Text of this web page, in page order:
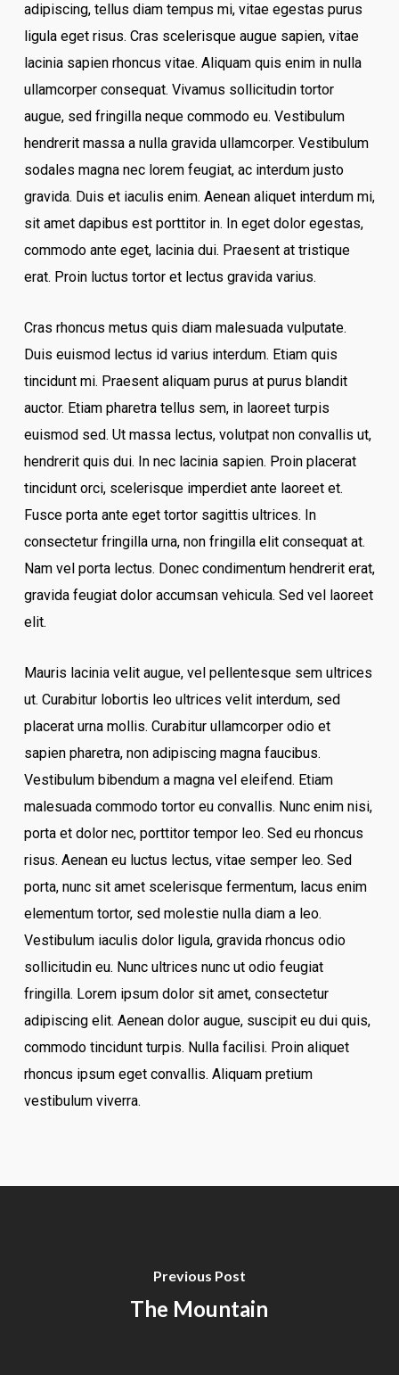
adipiscing, tellus diam tempus mi, vitae egestas purus
ligula eget risus. Cras scelerisque augue sapien, vitae
lacinia sapien rhoncus vitae. Aliquam quis enim in nulla
ullamcorper consequat. Vivamus sollicitudin tortor
augue, sed fringilla neque commodo eu. Vestibulum
hendrerit massa a nulla gravida ullamcorper. Vestibulum
sodales magna nec lorem feugiat, ac interdum justo
gravida. Duis et iaculis enim. Aenean aliquet interdum mi,
sit amet dapibus est porttitor in. In eget dolor egestas,
commodo ante eget, lacinia dui. Praesent at tristique
erat. Proin luctus tortor et lectus gravida varius.
Cras rhoncus metus quis diam malesuada vulputate.
Duis euismod lectus id varius interdum. Etiam quis
tincidunt mi. Praesent aliquam purus at purus blandit
auctor. Etiam pharetra tellus sem, in laoreet turpis
euismod sed. Ut massa lectus, volutpat non convallis ut,
hendrerit quis dui. In nec lacinia sapien. Proin placerat
tincidunt orci, scelerisque imperdiet ante laoreet et.
Fusce porta ante eget tortor sagittis ultrices. In
consectetur fringilla urna, non fringilla elit consequat at.
Nam vel porta lectus. Donec condimentum hendrerit erat,
gravida feugiat dolor accumsan vehicula. Sed vel laoreet
elit.
Mauris lacinia velit augue, vel pellentesque sem ultrices
ut. Curabitur lobortis leo ultrices velit interdum, sed
placerat urna mollis. Curabitur ullamcorper odio et
sapien pharetra, non adipiscing magna faucibus.
Vestibulum bibendum a magna vel eleifend. Etiam
malesuada commodo tortor eu convallis. Nunc enim nisi,
porta et dolor nec, porttitor tempor leo. Sed eu rhoncus
risus. Aenean eu luctus lectus, vitae semper leo. Sed
porta, nunc sit amet scelerisque fermentum, lacus enim
elementum tortor, sed molestie nulla diam a leo.
Vestibulum iaculis dolor ligula, gravida rhoncus odio
sollicitudin eu. Nunc ultrices nunc ut odio feugiat
fringilla. Lorem ipsum dolor sit amet, consectetur
adipiscing elit. Aenean dolor augue, suscipit eu dui quis,
commodo tincidunt turpis. Nulla facilisi. Proin aliquet
rhoncus ipsum eget convallis. Aliquam pretium
vestibulum viverra.
Previous Post
The Mountain